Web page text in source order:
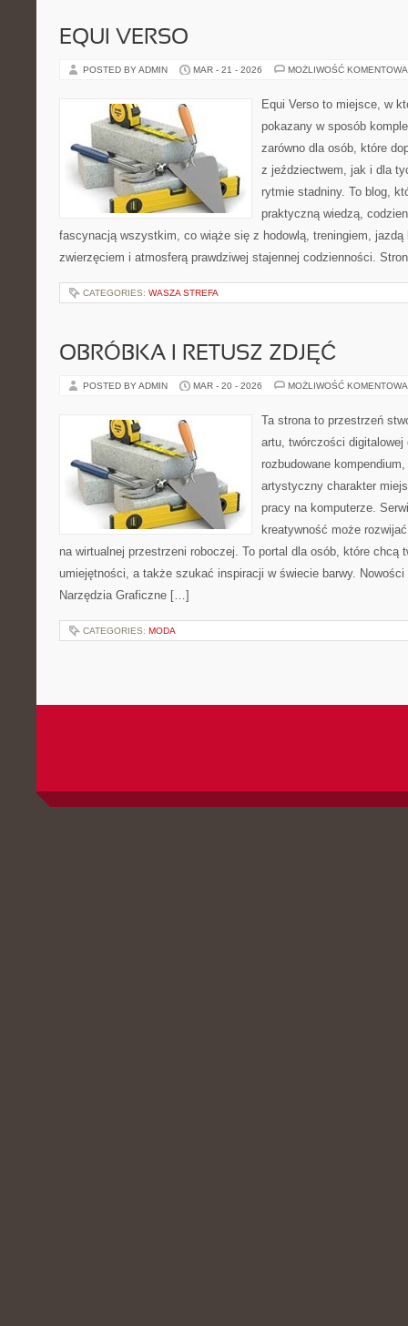
EQUI VERSO
POSTED BY ADMIN MAR - 21 - 2026 MOŻLIWOŚĆ
Equi Verso to miejsce, w
pokazany w sposób
zarówno dla osób, które
z jeździectwem, jak i dla
rytmie stadniny. To blog,
praktyczną wiedzą,
fascynacją wszystkim, co wiąże się z hodowlą, treningiem, jazdą
zwierzęciem i atmosferą prawdziwej stajennej codzienności.
CATEGORIES: WASZA STREFA
OBRÓBKA I RETUSZ ZDJĘĆ
POSTED BY ADMIN MAR - 20 - 2026 MOŻLIWOŚĆ
Ta strona to przestrzeń
artu, twórczości digitalowej
rozbudowane
artystyczny charakter
pracy na komputerze.
kreatywność może
na wirtualnej przestrzeni roboczej. To portal dla osób, które chcą
umiejętności, a także szukać inspiracji w świecie barwy.
Narzędzia Graficzne […]
CATEGORIES: MODA